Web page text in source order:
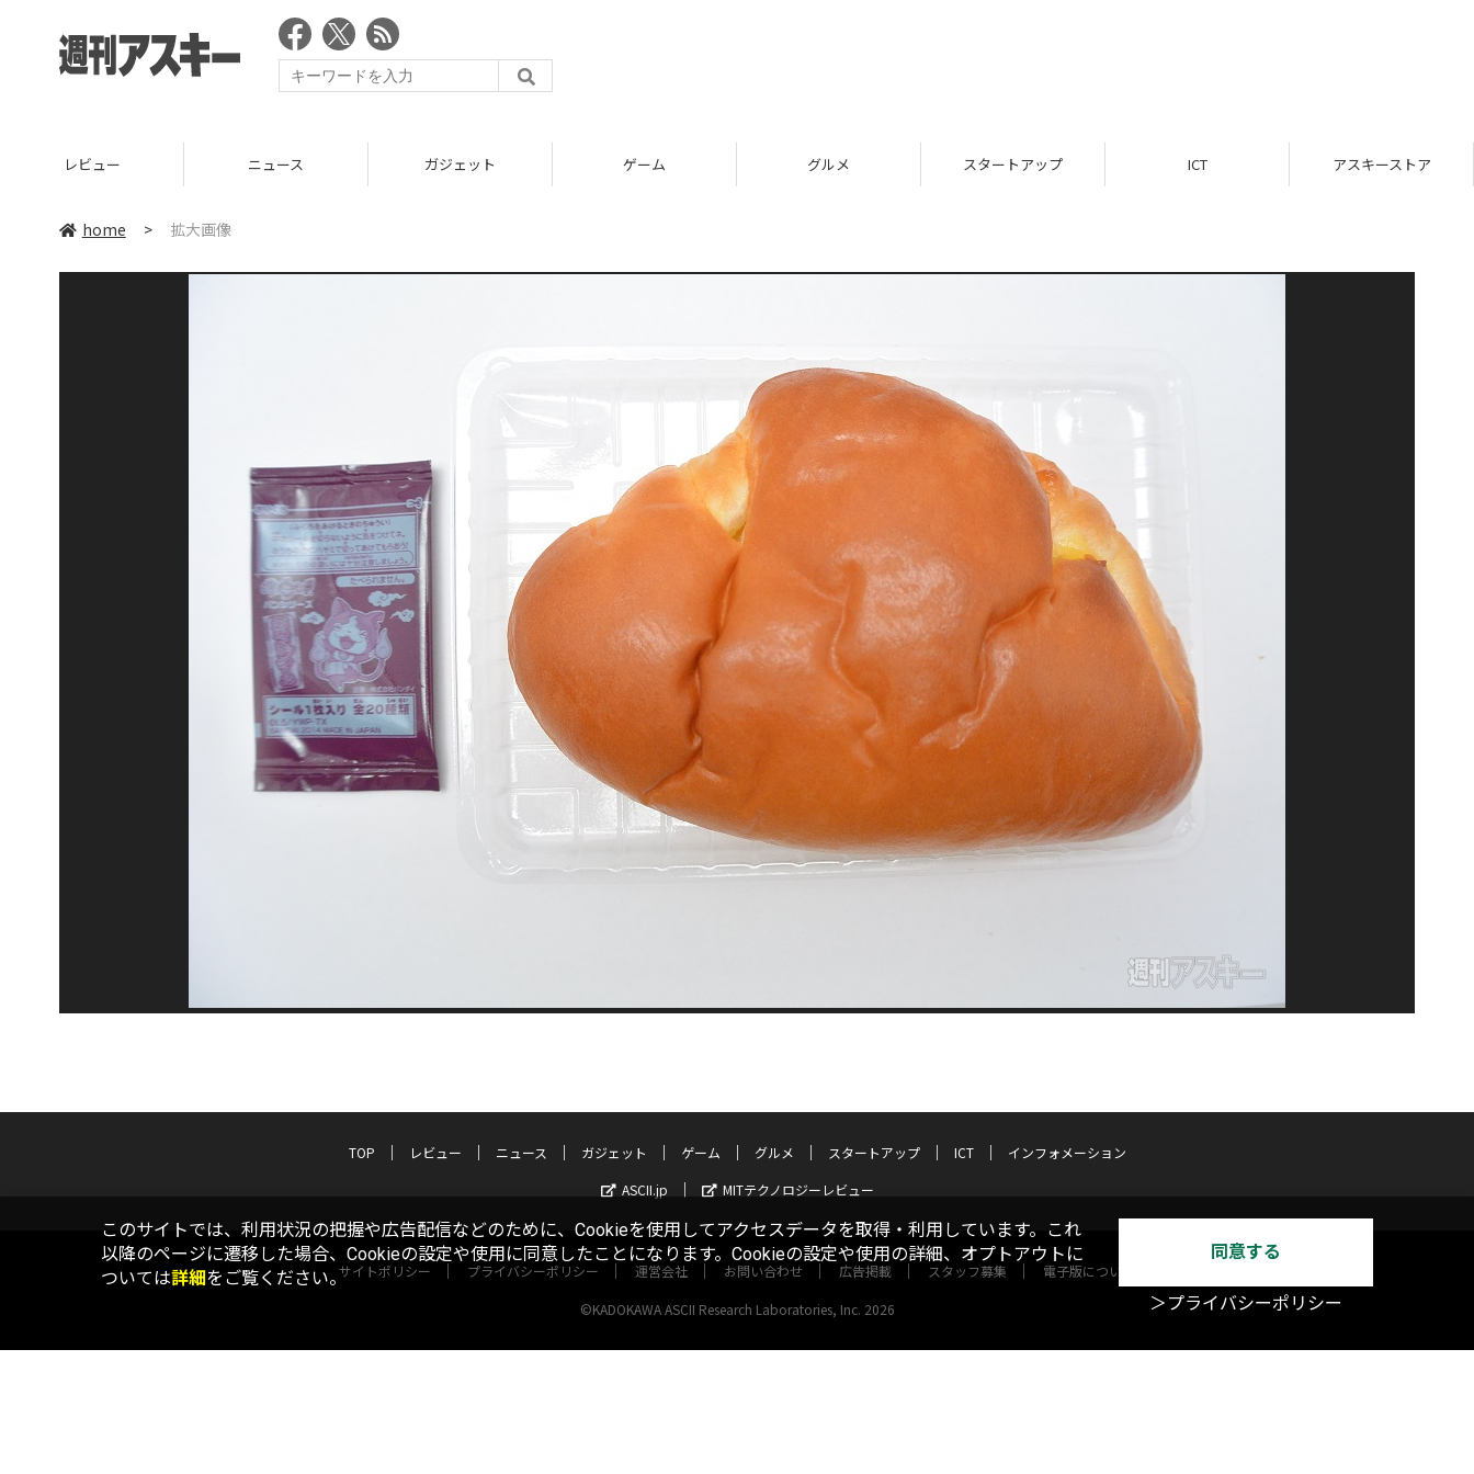
レビュー ニュース ガジェット ゲーム グルメ スタートアップ ICT アスキーストア
home > 拡大画像
TOP レビュー ニュース ガジェット ゲーム グルメ スタートアップ ICT
インフォメーション
ASCII.jp
MITテクノロジーレビュー
サイトポリシー プライバシーポリシー 運営会社 お問い合わせ 広告掲載 スタッフ募集 電子版について
©KADOKAWA ASCII Research Laboratories, Inc. 2026
このサイトでは、利用状況の把握や広告配信などのために、Cookieを使用してアクセスデータを取得・利用しています。これ
以降のページに遷移した場合、Cookieの設定や使用に同意したことになります。Cookieの設定や使用の詳細、オプトアウトに
ついては詳細をご覧ください。
同意する
＞プライバシーポリシー